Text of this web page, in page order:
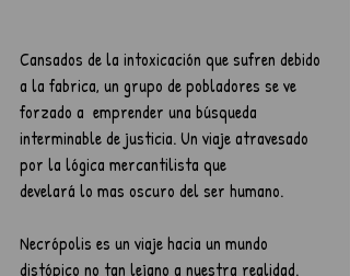
Cansados de la intoxicación que sufren debido
a la fabrica, un grupo de pobladores se ve
forzado a  emprender una búsqueda
interminable de justicia. Un viaje atravesado
por la lógica mercantilista que
develará lo mas oscuro del ser humano.
Necrópolis es un viaje hacia un mundo
distópico no tan lejano a nuestra realidad.